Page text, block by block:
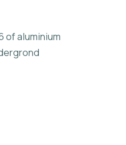
of aluminium